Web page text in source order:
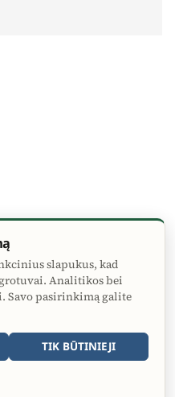
slapukus, kad
Analitikos bei
Savo pasirinkimą galite
TIK BŪTINIEJI